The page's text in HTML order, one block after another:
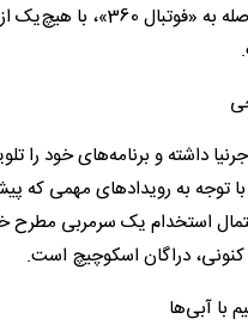
استقلال اضافه گردد.
داشته و برنامه‌های خود را
با توجه به رویدادهای مهمی
کنونی، دراگان اسکوچیچ است.
با آبی‌ها